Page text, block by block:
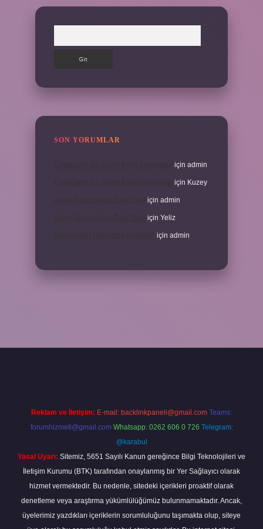
SON YORUMLAR
için admin
için Kuzey
Akrep Burcu Nasıl Özür Diler için admin
Akrep Burcu Nasıl Özür Diler için Yeliz
için admin
Reklam ve İletişim: E-mail: backlinkpaneli@gmail.com Teams:
forumhizmeti@gmail.com Whatsapp: 0262 606 0 726 Telegram:
@karabul
Yasal Uyarı: Sitemiz, 5651 Sayılı Kanun gereğince Bilgi Teknolojileri ve
İletişim Kurumu (BTK) tarafından onaylanmış bir Yer Sağlayıcı olarak
hizmet vermektedir. Bu nedenle, sitedeki içerikleri proaktif olarak
denetleme veya araştırma yükümlülüğümüz bulunmamaktadır. Ancak,
üyelerimiz yazdıkları içeriklerin sorumluluğunu taşımakta olup, siteye